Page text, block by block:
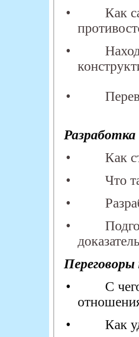
•
Как
•
•
•
Как
•
Что
•
•
Переговоры
•
С
•
Как